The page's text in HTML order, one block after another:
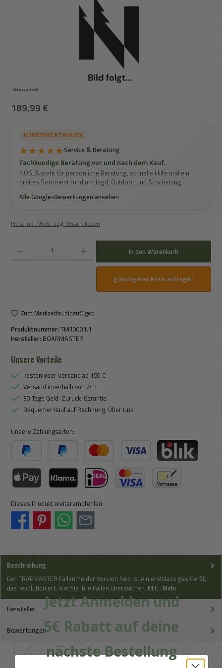
Abbildung ähnlich
Regulärer Preis:
189,99 €
KUNDENVERTRAUEN
★★★★★Service & Beratung
Fachkundige Beratung vor und nach dem Kauf.
NOSLA steht für persönliche Beratung, schnelle Hilfe und ein
breites Sortiment rund um Jagd, Outdoor und Ausrüstung.
Alle Google-Bewertungen ansehen
Preise inkl. MwSt. zzgl. Versandkosten
In den Warenkorb
günstigeren Preis anfragen
Zum Merkzettel hinzufügen
Produktnummer: TM10001.1
Hersteller: BOARMASTER
Unsere Vorteile
kostenloser Versand ab 150 €
Versand innerhalb von 24h
30 Tage Geld-Zurück-Garantie
Bequemer Kauf auf Rechnung, Über Uns
Unsere Zahlungsarten:
PayPal Später BezahlenKredit- oder Debitkarte
Dieses Produkt weiterempfehlen:
Beschreibung
Der TRAPMASTER Fallenmelder Version Neo ist ein erstklassiges Gerät,
das revolutioniert, wie Sie Ihre Fallen überwachen. Mit… Mehr
Hersteller
Bewertungen
Jetzt Anmelden und
5€ Rabatt auf deine
nächste Bestellung